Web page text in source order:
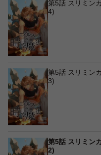
第5話 スリミン
4)
第5話 スリミン
3)
第5話 スリミン
2)